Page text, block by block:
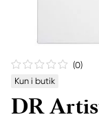
(0)
Kun i butik
DR